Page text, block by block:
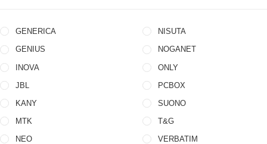
GENERICA
GENIUS
INOVA
JBL
KANY
MTK
NEO
NISUTA
NOGANET
ONLY
PCBOX
SUONO
T&G
VERBATIM